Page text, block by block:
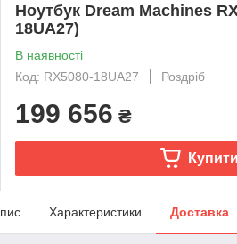
Ноутбук Dream Machines
18UA27)
В наявності
Код: RX5080-18UA27
Роздріб
199 656 ₴
Купити
Характеристики Доставка